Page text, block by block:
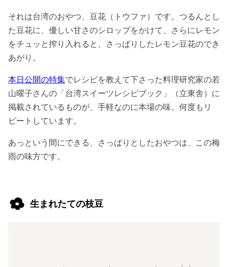
それは台湾のおやつ、豆花（トウファ）です。つるんとし
た豆花に、優しい甘さのシロップをかけて、さらにレモン
をチュッと搾り入れると、さっぱりしたレモン豆花のでき
あがり。
本日公開の特集でレシピを教えて下さった料理研究家の若
山曜子さんの「台湾スイーツレシピブック」（立東舎）に
掲載されているものが、手軽なのに本場の味。何度もリ
ピートしています。
あっという間にできる、さっぱりとしたおやつは、この梅
雨の味方です。
生まれたての枝豆